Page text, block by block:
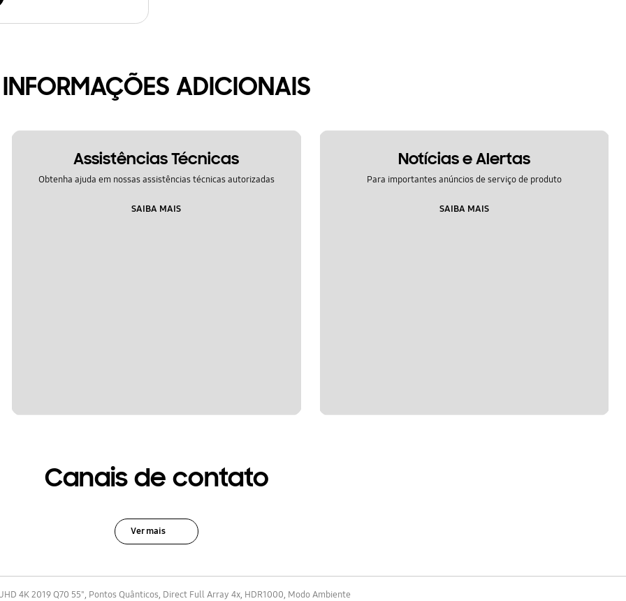
INFORMAÇÕES ADICIONAIS
Assistências Técnicas
Obtenha ajuda em nossas assistências técnicas autorizadas
SAIBA MAIS
Notícias e Alertas
Para importantes anúncios de serviço de produto
SAIBA MAIS
Canais de contato
Ver mais
4K 2019 Q70 55", Pontos Quânticos, Direct Full Array 4x, HDR1000, Modo Ambiente